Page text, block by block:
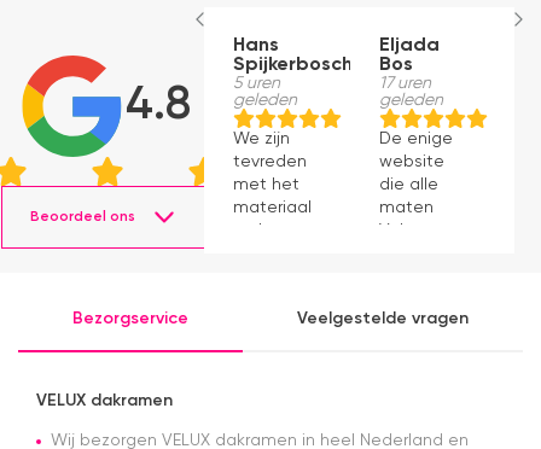
4.8
Beoordeel ons
Hans
Spijkerbosch
5 uren
geleden
We zijn
tevreden
met het
materiaal
en het
Eljada
Bos
17 uren
geleden
De enige
website
die alle
maten
Velux op
eens snel
over dag
Bezorgservice Veelgestelde vragen
VELUX dakramen
Wij bezorgen VELUX dakramen in heel Nederland en